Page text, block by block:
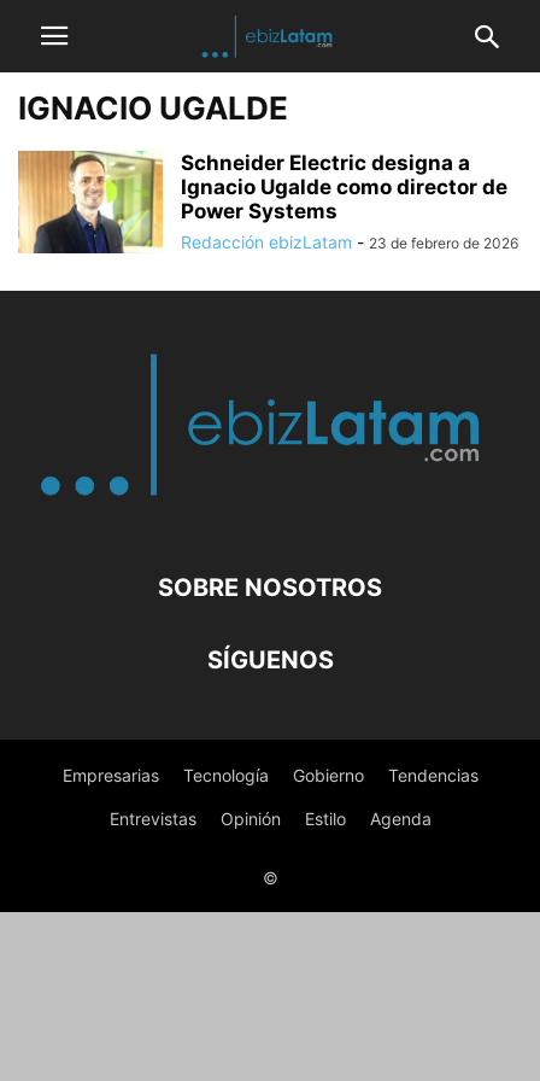
IGNACIO UGALDE
Schneider Electric designa a
Ignacio Ugalde como director de
Power Systems
Redacción ebizLatam - 23 de febrero de 2026
SOBRE NOSOTROS
SÍGUENOS
Empresarias Tecnología Gobierno Tendencias
Entrevistas Opinión Estilo Agenda
©